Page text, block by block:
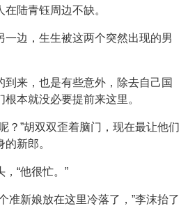
陆青钰周边不缺。
一边，生生被这两个突然出现的男
到来，也是有些意外，除去自己国
本就没必要提前来这里。
？”胡双双歪着脑门，现在最让他们
新郎。
“他很忙。”
准新娘放在这里冷落了，”李沫抬了